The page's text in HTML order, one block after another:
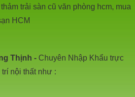
trải sàn cũ văn phòng hcm, mua
HCM
Thịnh - Chuyên Nhập Khẩu trực
nội thất như :